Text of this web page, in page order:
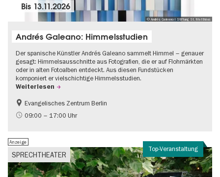
© Andrés Galeano I Stiftung St. Matthäus
Bis 13.11.2026
Andrés Galeano: Himmelsstudien
Der spanische Künstler Andrés Galeano sammelt Himmel – genauer
gesagt: Himmelsausschnitte aus Fotografien, die er auf Flohmärkten
oder in alten Fotoalben entdeckt. Aus diesen Fundstücken
komponiert er vielschichtige Himmelsstudien.
Weiterlesen
Gratis
Evangelisches Zentrum Berlin
09:00 – 17:00 Uhr
Top-Veranstaltung
SPRECHTHEATER
Anzeige